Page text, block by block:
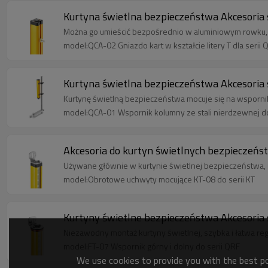
Kurtyna świetlna bezpieczeństwa Akcesoria
Można go umieścić bezpośrednio w aluminiowym
model:QCA-02 Gniazdo kart w kształcie litery T dla serii
Kurtyna świetlna bezpieczeństwa
Kurtynę świetlną bezpieczeństwa mocuje się na
model:QCA-01 Wspornik kolumny ze stali nierdzewnej
Akcesoria do kurtyn świetlnych
Używane głównie w kurtynie świetlnej
model:Obrotowe uchwyty mocujące KT-08 do serii KT
Kurtyny świetlne bezpieczeństwa
We use cookies to provide you with the best